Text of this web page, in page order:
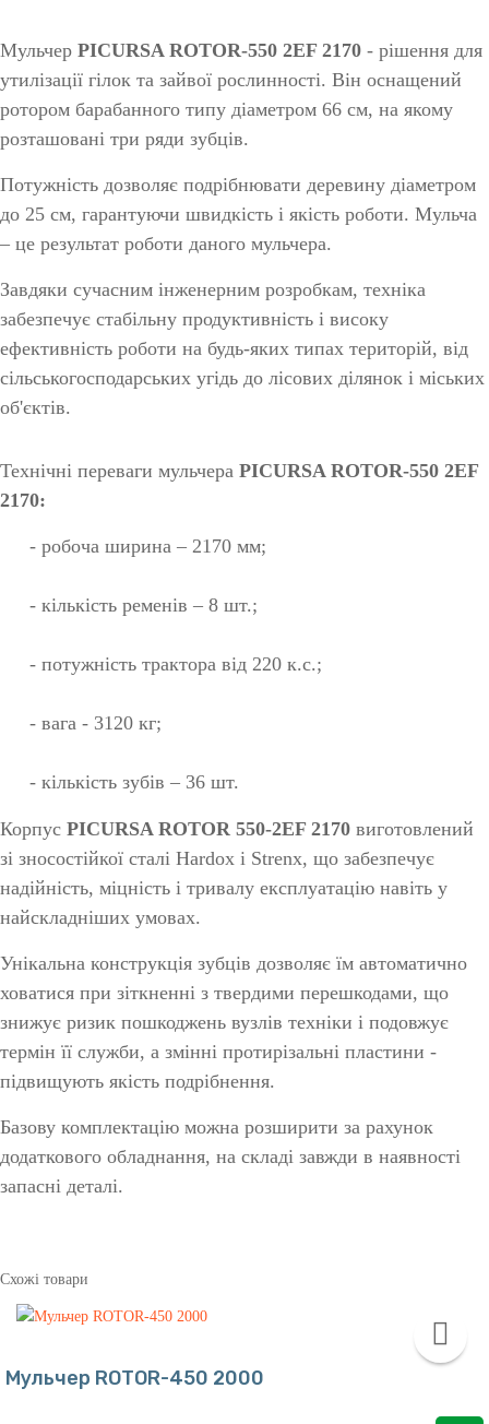
Мульчер PICURSA ROTOR-550 2EF 2170 - рішення для
утилізації гілок та зайвої рослинності. Він оснащений
ротором барабанного типу діаметром 66 см, на якому
розташовані три ряди зубців.
Потужність дозволяє подрібнювати деревину діаметром
до 25 см, гарантуючи швидкість і якість роботи. Мульча
– це результат роботи даного мульчера.
Завдяки сучасним інженерним розробкам, техніка
забезпечує стабільну продуктивність і високу
ефективність роботи на будь-яких типах територій, від
сільськогосподарських угідь до лісових ділянок і міських
об'єктів.
Технічні переваги мульчера PICURSA ROTOR-550 2EF
2170:
- робоча ширина – 2170 мм;
- кількість ременів – 8 шт.;
- потужність трактора від 220 к.с.;
- вага - 3120 кг;
- кількість зубів – 36 шт.
Корпус PICURSA ROTOR 550-2EF 2170 виготовлений
зі зносостійкої сталі Hardox і Strenx, що забезпечує
надійність, міцність і тривалу експлуатацію навіть у
найскладніших умовах.
Унікальна конструкція зубців дозволяє їм автоматично
ховатися при зіткненні з твердими перешкодами, що
знижує ризик пошкоджень вузлів техніки і подовжує
термін її служби, а змінні протирізальні пластини -
підвищують якість подрібнення.
Базову комплектацію можна розширити за рахунок
додаткового обладнання, на складі завжди в наявності
запасні деталі.
Схожі товари
Мульчер ROTOR-450 2000